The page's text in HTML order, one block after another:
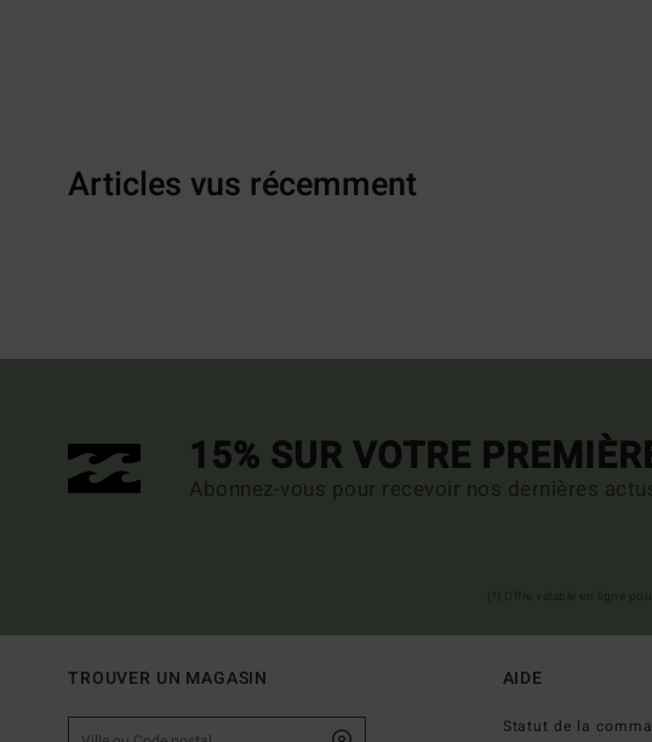
Articles vus récemment
15% SUR VOTRE
Abonnez-vous pour recevoir nos dernières
TROUVER UN MAGASIN AIDE
Statut de la